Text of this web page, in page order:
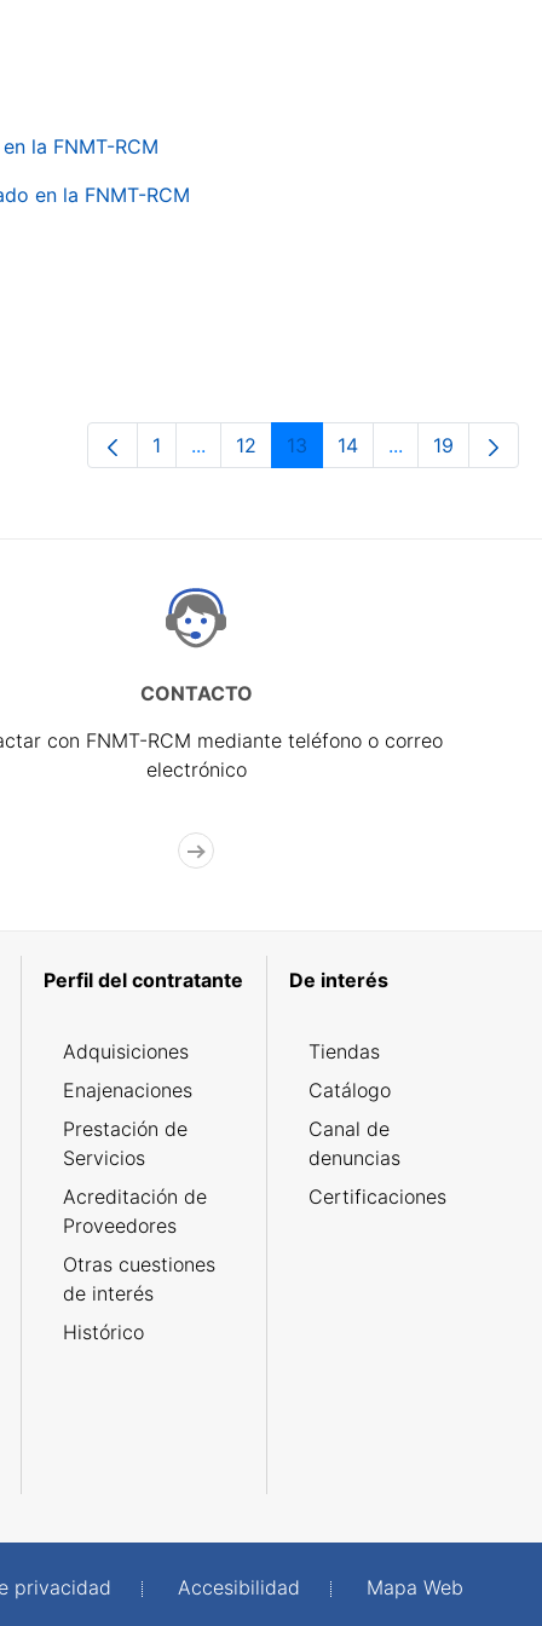
la FNMT-RCM
en la FNMT-RCM
Página
1 ...Páginas intermedias Use TAB para
Página
12 Página
13 Página
14 ...PáginasPágina
19
CONTACTO
con FNMT-RCM mediante teléfono o correo
electrónico
Perfil del contratante
Adquisiciones
Enajenaciones
Prestación de
Servicios
Acreditación de
Proveedores
Otras cuestiones
de interés
Histórico
De interés
Tiendas
Catálogo
Canal de
denuncias
Certificaciones
privacidad Accesibilidad
Mapa Web